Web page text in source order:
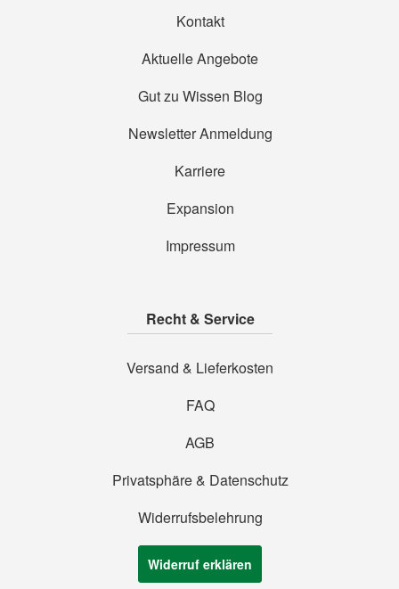
Kontakt
Aktuelle Angebote
Gut zu Wissen Blog
Newsletter Anmeldung
Karriere
Expansion
Impressum
Recht & Service
Versand & Lieferkosten
FAQ
AGB
Privatsphäre & Datenschutz
Widerrufsbelehrung
Widerruf erklären